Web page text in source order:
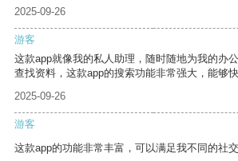
2025-09-26
游客
这款app就像我的私人助理，随时随地为我的办
查找资料，这款app的搜索功能非常强大，能够
2025-09-26
游客
这款app的功能非常丰富，可以满足我不同的社交